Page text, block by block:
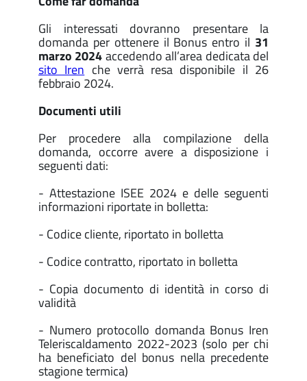
Gli interessati dovranno presentare la
domanda per ottenere il Bonus entro il 31
marzo 2024accedendo all’area dedicata del
sito Iren che verrà resa disponibile il 26
febbraio 2024.
Documenti utili
Per procedere alla compilazione della
domanda, occorre avere a disposizione i
seguenti dati:
- Attestazione ISEE 2024 e delle seguenti
informazioni riportate in bolletta:
- Codice cliente, riportato in bolletta
- Codice contratto, riportato in bolletta
- Copia documento di identità in corso di
validità
- Numero protocollo domanda Bonus Iren
Teleriscaldamento 2022-2023 (solo per chi
ha beneficiato del bonus nella precedente
stagione termica)